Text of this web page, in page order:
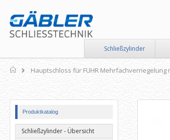
zum
Inhalt
Schließzylinder
Home
Hauptschloss für FUHR Mehrfachverriegelung
Produktkatalog
Schließzylinder - Übersicht